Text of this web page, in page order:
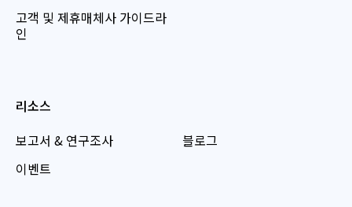
고객 및 제휴매체사 가이드라
인
리소스
보고서 & 연구조사
이벤트
블로그